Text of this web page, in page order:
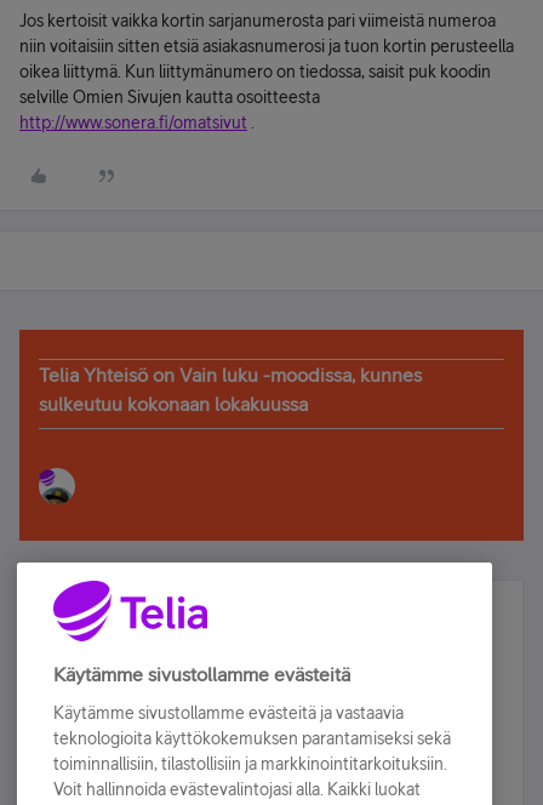
Jos kertoisit vaikka kortin sarjanumerosta pari viimeistä numeroa
niin voitaisiin sitten etsiä asiakasnumerosi ja tuon kortin perusteella
oikea liittymä. Kun liittymänumero on tiedossa, saisit puk koodin
selville Omien Sivujen kautta osoitteesta
http://www.sonera.fi/omatsivut
Telia Yhteisö on Vain luku -moodissa, kunnes
sulkeutuu kokonaan lokakuussa
Älä jää paitsi – osallistu ja voita!
Tilaa Telian uutiskirje ja olet mukana arvonnassa.
sähköpostiisi.
Tilaa nyt
Käytämme sivustollamme evästeitä
Käytämme sivustollamme evästeitä ja vastaavia
teknologioita käyttökokemuksen parantamiseksi sekä
toiminnallisiin, tilastollisiin ja markkinointitarkoituksiin.
Voit hallinnoida evästevalintojasi alla. Kaikki luokat